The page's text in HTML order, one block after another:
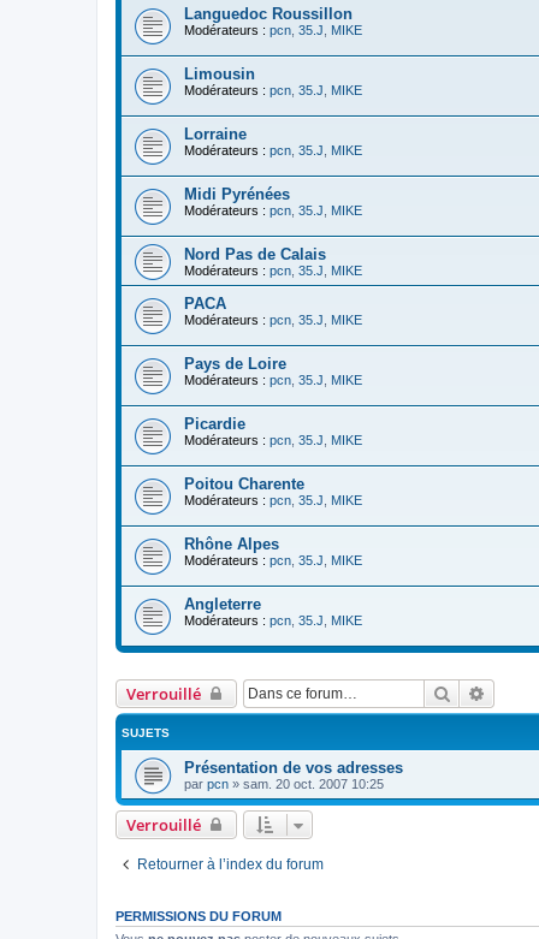
Languedoc Roussillon
Modérateurs : pcn 35.J MIKE
Limousin
Modérateurs : pcn 35.J MIKE
Lorraine
Modérateurs : pcn 35.J MIKE
Midi Pyrénées
Modérateurs : pcn 35.J MIKE
Nord Pas de Calais
Modérateurs : pcn 35.J MIKE
PACA
Modérateurs : pcn 35.J MIKE
Pays de Loire
Modérateurs : pcn 35.J MIKE
Picardie
Modérateurs : pcn 35.J MIKE
Poitou Charente
Modérateurs : pcn 35.J MIKE
Rhône Alpes
Modérateurs : pcn 35.J MIKE
Angleterre
Modérateurs : pcn 35.J MIKE
Verrouillé Rechercher
SUJETS
Présentation de vos adresses
par pcn » sam. 20 oct. 2007 10:25
Verrouillé
Retourner à l’index du forum
PERMISSIONS DU FORUM